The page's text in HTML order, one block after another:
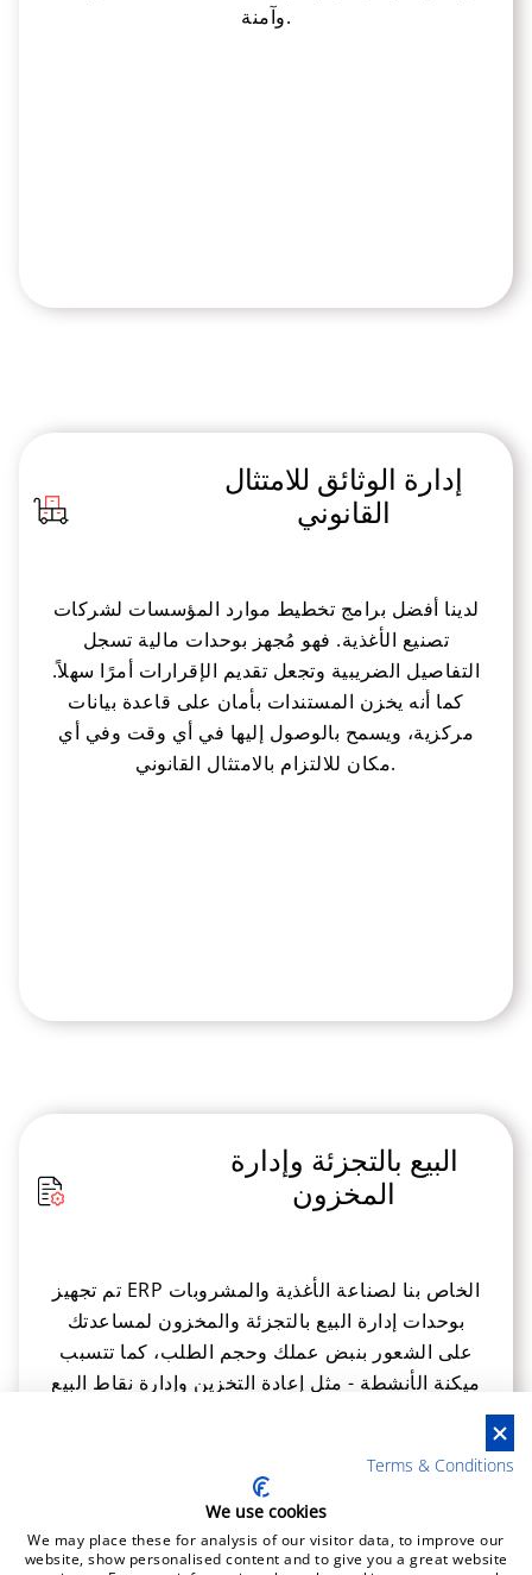
وآمنة.
إدارة الوثائق للامتثال
القانوني
لدينا أفضل برامج تخطيط موارد المؤسسات لشركات
تصنيع الأغذية. فهو مُجهز بوحدات مالية تسجل
التفاصيل الضريبية وتجعل تقديم الإقرارات أمرًا سهلاً.
كما أنه يخزن المستندات بأمان على قاعدة بيانات
مركزية، ويسمح بالوصول إليها في أي وقت وفي أي
مكان للالتزام بالامتثال القانوني.
البيع بالتجزئة وإدارة
المخزون
تم تجهيز ERP الخاص بنا لصناعة الأغذية والمشروبات
بوحدات إدارة البيع بالتجزئة والمخزون لمساعدتك
على الشعور بنبض عملك وحجم الطلب، كما تتسبب
ميكنة الأنشطة - مثل إعادة التخزين وإدارة نقاط البيع
Terms & Conditions
We use cookies
We may place these for analysis of our visitor data, to improve our
website, show personalised content and to give you a great website